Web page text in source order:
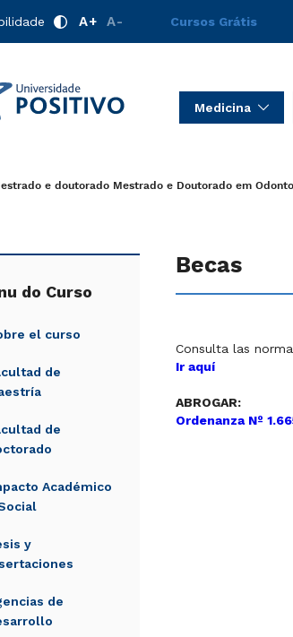
A+ A- Cursos Grátis
Medicina
e doutorado Mestrado e Doutorado em
do Curso
el curso
de
de
Académico
y
de
Becas
Consulta las
Ir aquí
ABROGAR:
Ordenanza Nº